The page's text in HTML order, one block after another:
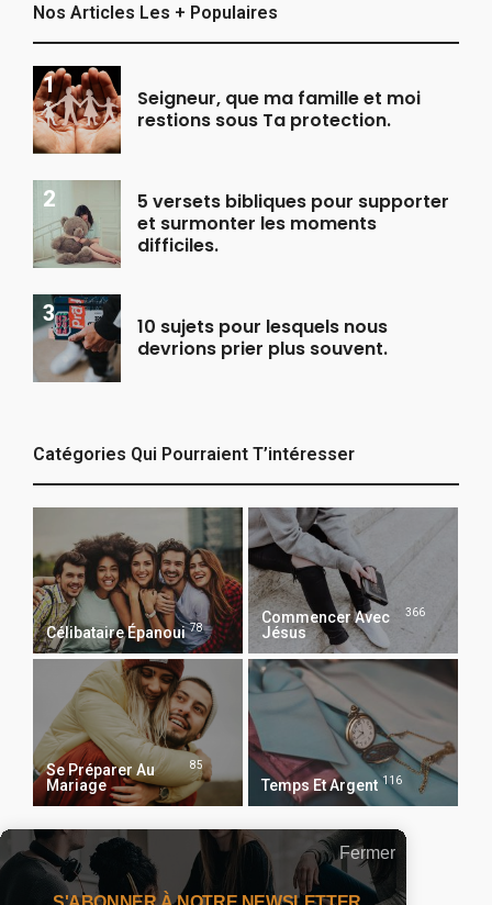
Nos Articles Les + Populaires
Seigneur, que ma famille et moi
restions sous Ta protection.
5 versets bibliques pour supporter
et surmonter les moments
difficiles.
10 sujets pour lesquels nous
devrions prier plus souvent.
Catégories Qui Pourraient T’intéresser
Célibataire Épanoui 78
Commencer Avec
Jésus
366
Se Préparer Au
Mariage
85
Temps Et Argent 116
Recevoir Notre Newsletter Chaque Matin
Fermer